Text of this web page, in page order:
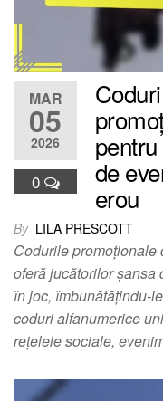
MAR
05
2026
0 de
erou
By LILA PRESCOTT
Codurile
oferă jucătorilor șansa
în joc, îmbunătățindu-
coduri alfanumerice
rețelele sociale,